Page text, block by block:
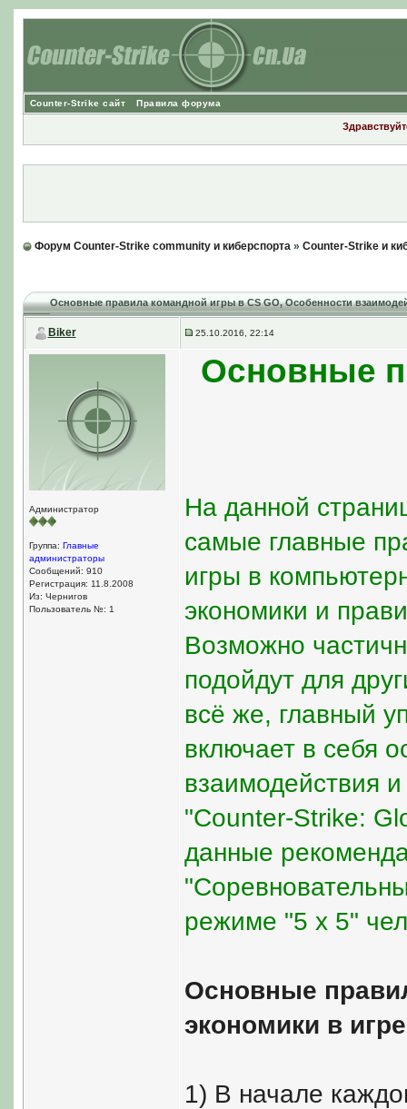
Counter-Strike сайт Правила форума
Форум Counter-Strike community и киберспорта» Counter-Strike и
Основные правила командной игры в CS GO, Особенности
Biker 25.10.2016, 22:14
Администратор
Группа: Главные
администраторы
Сообщений: 910
Регистрация: 11.8.2008
Из: Чернигов
Пользователь №: 1
Основные
На данной
самые главные
игры в
экономики и
Возможно
подойдут для
всё же, главный
включает в себя
взаимодействия
"Counter-Strike:
данные
режиме "5 x 5"
Основные
экономики в
1) В начале